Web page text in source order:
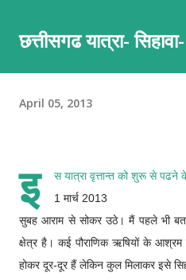
छत्तीसगढ यात्रा-
April 05, 2013
इ स यात्रा वृत्तान्त को शुरू से पढने
1 मार्च 2013
सुबह आराम से सोकर उठे। मैं पहले भी
क्षेत्र है। कई पौराणिक ऋषियों के
होकर दूर-दूर हैं लेकिन कुल मिलाकर इसे